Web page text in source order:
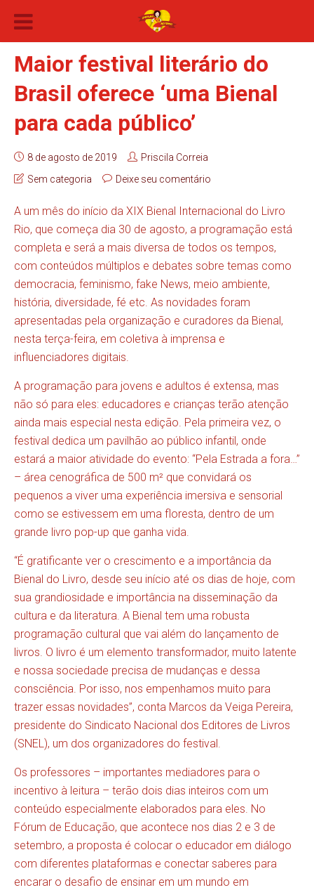
Maior festival literário do
Brasil oferece ‘uma Bienal
para cada público’
8 de agosto de 2019
Priscila Correia
Sem categoria
Deixe seu comentário
A um mês do início da XIX Bienal Internacional do Livro
Rio, que começa dia 30 de agosto, a programação está
completa e será a mais diversa de todos os tempos,
com conteúdos múltiplos e debates sobre temas como
democracia, feminismo, fake News, meio ambiente,
história, diversidade, fé etc. As novidades foram
apresentadas pela organização e curadores da Bienal,
nesta terça-feira, em coletiva à imprensa e
influenciadores digitais.
A programação para jovens e adultos é extensa, mas
não só para eles: educadores e crianças terão atenção
ainda mais especial nesta edição. Pela primeira vez, o
festival dedica um pavilhão ao público infantil, onde
estará a maior atividade do evento: “Pela Estrada a fora…”
– área cenográfica de 500 m² que convidará os
pequenos a viver uma experiência imersiva e sensorial
como se estivessem em uma floresta, dentro de um
grande livro pop-up que ganha vida.
“É gratificante ver o crescimento e a importância da
Bienal do Livro, desde seu início até os dias de hoje, com
sua grandiosidade e importância na disseminação da
cultura e da literatura. A Bienal tem uma robusta
programação cultural que vai além do lançamento de
livros. O livro é um elemento transformador, muito latente
e nossa sociedade precisa de mudanças e dessa
consciência. Por isso, nos empenhamos muito para
trazer essas novidades”, conta Marcos da Veiga Pereira,
presidente do Sindicato Nacional dos Editores de Livros
(SNEL), um dos organizadores do festival.
Os professores – importantes mediadores para o
incentivo à leitura – terão dois dias inteiros com um
conteúdo especialmente elaborados para eles. No
Fórum de Educação, que acontece nos dias 2 e 3 de
setembro, a proposta é colocar o educador em diálogo
com diferentes plataformas e conectar saberes para
encarar o desafio de ensinar em um mundo em